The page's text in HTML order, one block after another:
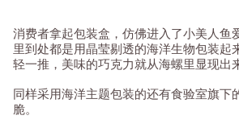
消费者拿起包装盒，仿佛进入了小美人鱼
里到处都是用晶莹剔透的海洋生物包装起
轻一推，美味的巧克力就从海螺里显现出
同样采用海洋主题包装的还有食验室旗下
脆。